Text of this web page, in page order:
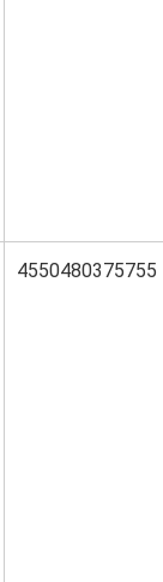
4550480375755